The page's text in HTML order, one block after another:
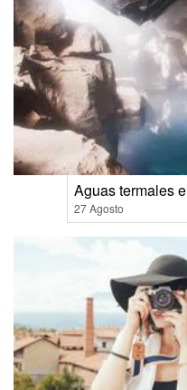
Aguas termales
27 Agosto